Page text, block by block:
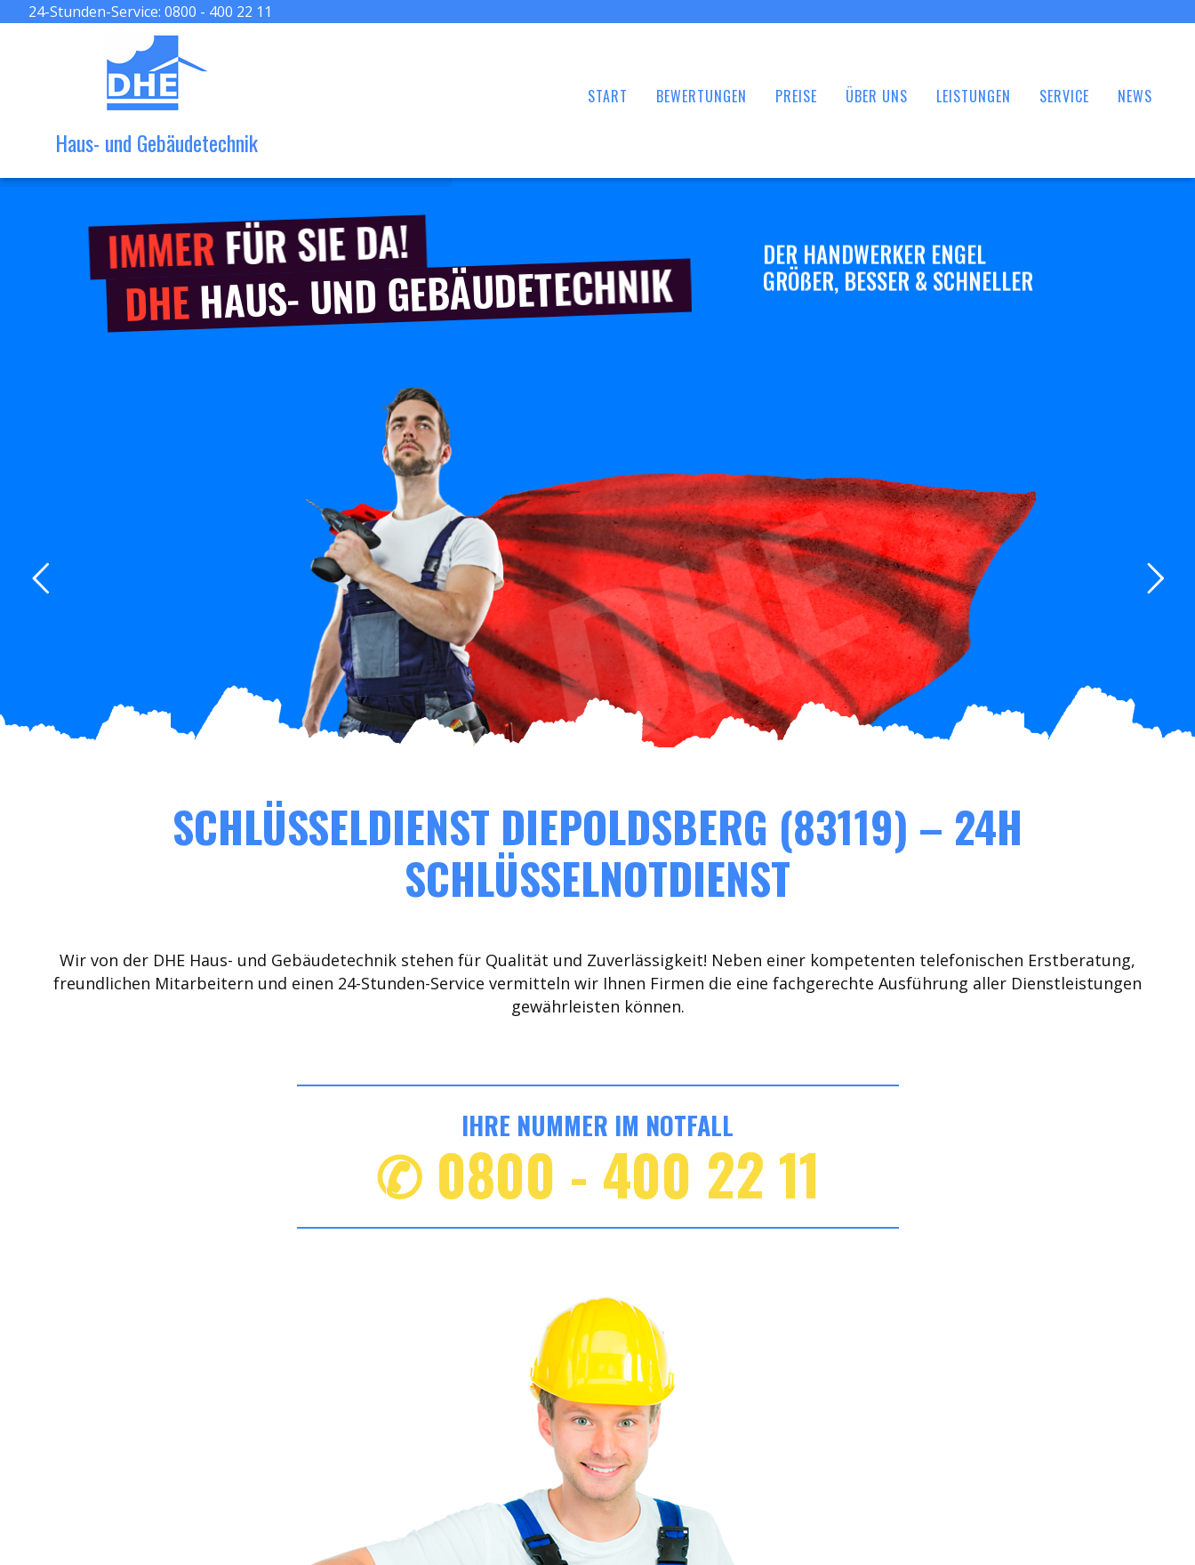
24-Stunden-Service: 0800 - 400 22 11
Haus- und Gebäudetechnik
START BEWERTUNGEN PREISE ÜBER UNS LEISTUNGEN SERVICE NEWS
IMMERFÜR SIE DA!
DHEHAUS- UND GEBÄUDETECHNIK
DER HANDWERKER ENGEL
GRÖßER, BESSER & SCHNELLER
SCHLÜSSELDIENST DIEPOLDSBERG (83119) – 24H
SCHLÜSSELNOTDIENST
Wir von der DHE Haus- und Gebäudetechnik stehen für Qualität und Zuverlässigkeit! Neben einer kompetenten telefonischen Erstberatung,
freundlichen Mitarbeitern und einen 24-Stunden-Service vermitteln wir Ihnen Firmen die eine fachgerechte Ausführung aller Dienstleistungen
gewährleisten können.
IHRE NUMMER IM NOTFALL
✆ 0800 - 400 22 11